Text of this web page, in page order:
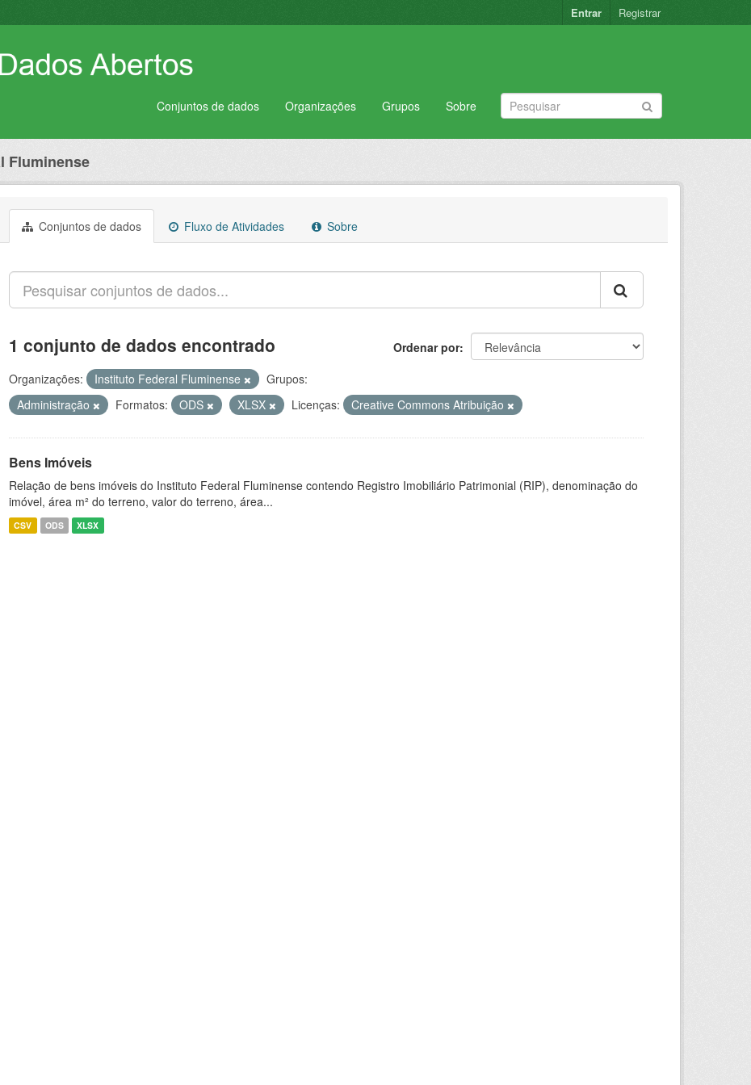
Entrar Registrar
Conjuntos de dados Organizações Grupos Sobre
Fluminense
Conjuntos de dados Fluxo de Atividades Sobre
Ordenar por
1 conjunto de dados encontrado
Organizações: Instituto Federal Fluminense
Grupos:
Administração
Formatos: ODS XLSX Licenças: Creative Commons Atribuição
Bens Imóveis
Relação de bens imóveis do Instituto Federal Fluminense contendo Registro Imobiliário Patrimonial (RIP), denominação do
imóvel, área m² do terreno, valor do terreno, área...
CSV ODS XLSX